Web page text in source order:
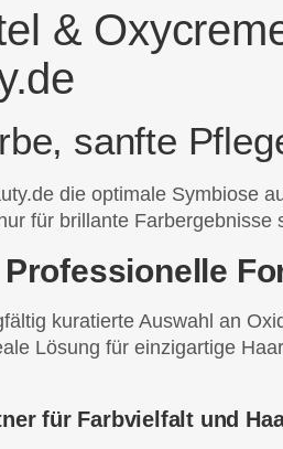
&
sanfte
die optimale Symbiose
für brillante
kuratierte Auswahl an
Lösung für einzigartige
für Farbvielfalt und